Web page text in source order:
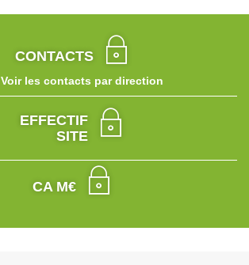
CONTACTS
Voir les contacts par direction
EFFECTIF
SITE
CA M€